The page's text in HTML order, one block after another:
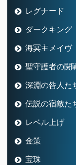
レグナード
ダークキング
海冥主メイヴ
聖守護者の闘
深淵の咎人た
伝説の宿敵た
レベル上げ
金策
宝珠